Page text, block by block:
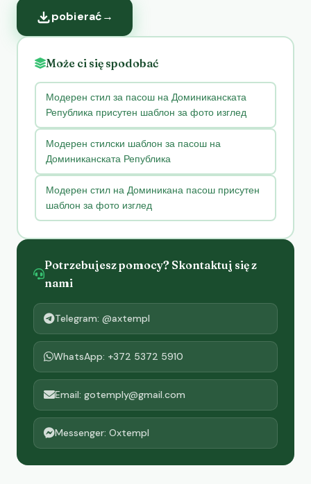
pobierać→
Może ci się spodobać
Модерен стил за пасош на Доминиканската
Република присутен шаблон за фото изглед
Модерен стилски шаблон за пасош на
Доминиканската Република
Модерен стил на Доминикана пасош присутен
шаблон за фото изглед
Potrzebujesz pomocy? Skontaktuj się z
nami
Telegram: @axtempl
WhatsApp: +372 5372 5910
Email: gotemply@gmail.com
Messenger: Oxtempl